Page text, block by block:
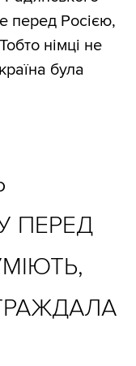
перед Росією,
німці не
була
ПЕРЕД